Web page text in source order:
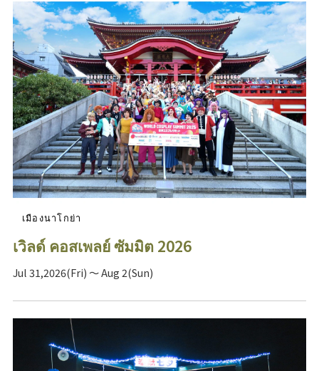
เมืองนาโกย่า
เวิลด์ คอสเพลย์ ซัมมิต 2026
Jul 31,2026(Fri) ～ Aug 2(Sun)